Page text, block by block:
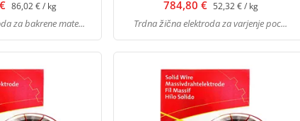
86,02 € / kg
za bakrene mate...
784,80 € 52,32 € / kg
Trdna žična elektroda za varjenje poc...